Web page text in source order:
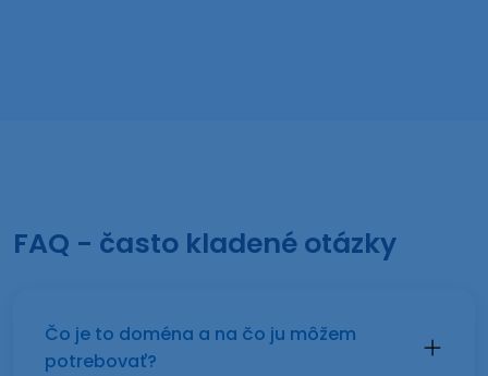
FAQ - často kladené otázky
Čo je to doména a na čo ju môžem
potrebovať?